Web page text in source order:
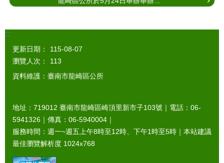
:::
更新日期：
115-08-07
瀏覽人次：
113
資料維護：臺南市龍崎區公所
地址：719012 臺南市龍崎區崎頂里新市子103號｜電話：06-
5941326｜傳真：06-5940004｜
服務時間：週一~週五上午8時至12時、下午1時至5時｜本站建議
最佳瀏覽解析度 1024x768